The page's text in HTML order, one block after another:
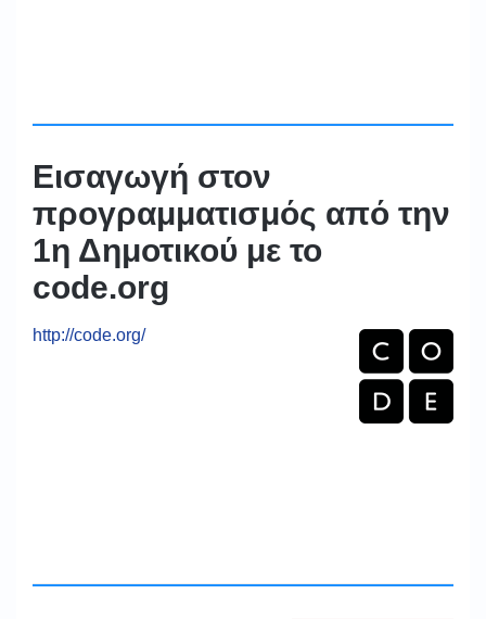
Εισαγωγή στον
προγραμματισμός από την
1η Δημοτικού με το
code.org
http://code.org/